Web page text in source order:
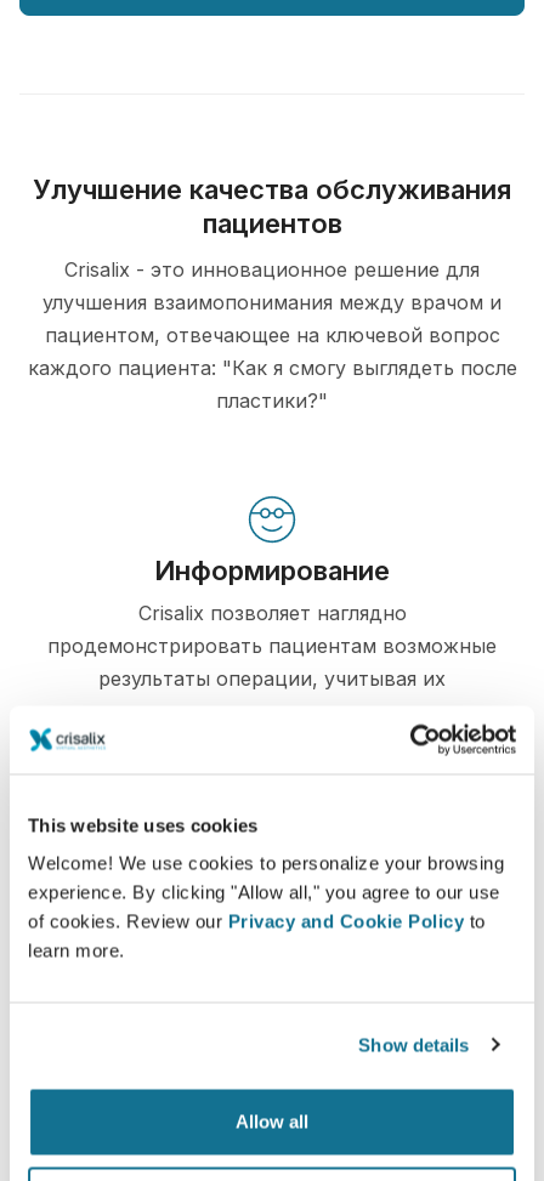
This website uses cookies
Welcome! We use cookies to personalize your browsing
experience. By clicking "Allow all," you agree to our use
of cookies. Review our Privacy and Cookie Policy to
learn more.
Show details
Allow all
Улучшение качества обслуживания
пациентов
Crisalix - это инновационное решение для
улучшения взаимопонимания между врачом и
пациентом, отвечающее на ключевой вопрос
каждого пациента: "Как я смогу выглядеть после
пластики?"
Информирование
Crisalix позволяет наглядно
продемонстрировать пациентам возможные
результаты операции, учитывая их
Доверие
Участие в процессе принятия решений
помогает пациентам сделать правильный
Довольны
100% женщин сказали, что они были